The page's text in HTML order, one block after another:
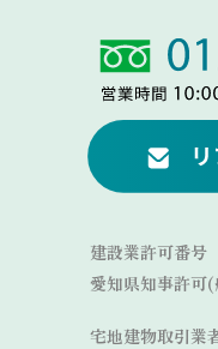
建設業許可番号
愛知県知事許可
宅地建物取引業